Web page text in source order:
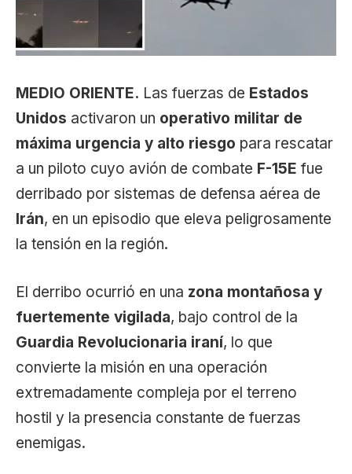
MEDIO ORIENTE. Las fuerzas de Estados
Unidos activaron un operativo militar de
máxima urgencia y alto riesgo para rescatar
a un piloto cuyo avión de combate F-15E fue
derribado por sistemas de defensa aérea de
Irán, en un episodio que eleva peligrosamente
la tensión en la región.
El derribo ocurrió en una zona montañosa y
fuertemente vigilada, bajo control de la
Guardia Revolucionaria iraní, lo que
convierte la misión en una operación
extremadamente compleja por el terreno
hostil y la presencia constante de fuerzas
enemigas.